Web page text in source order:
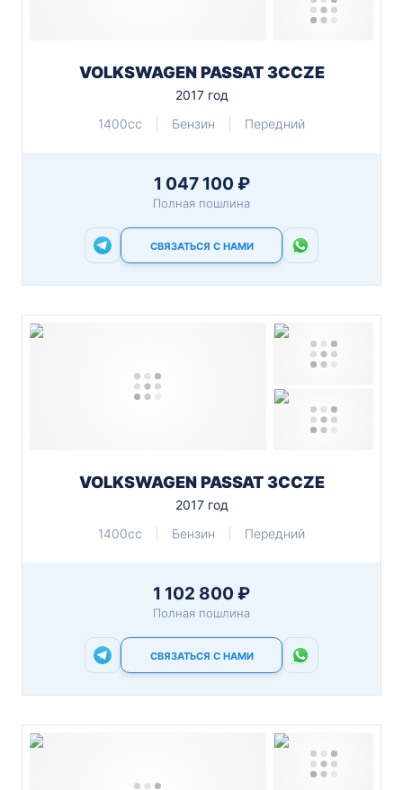
VOLKSWAGEN PASSAT 3CCZE
2017 год
1400cc
Бензин Передний
1 047 100 ₽
Полная пошлина
СВЯЗАТЬСЯ С НАМИ
VOLKSWAGEN PASSAT 3CCZE
2017 год
1400cc
Бензин Передний
1 102 800 ₽
Полная пошлина
СВЯЗАТЬСЯ С НАМИ